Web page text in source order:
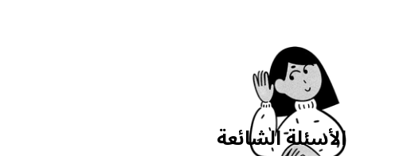
الأسئلة الشائعة